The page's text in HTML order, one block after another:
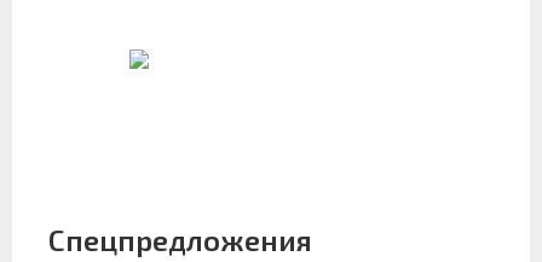
Спецпредложения